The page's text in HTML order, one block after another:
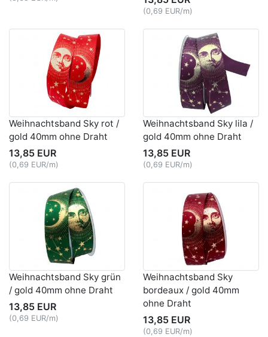
(0,69 EUR/m)
Weihnachtsband Sky rot /
gold 40mm ohne Draht
13,85 EUR
(0,69 EUR/m)
Weihnachtsband Sky lila /
gold 40mm ohne Draht
13,85 EUR
(0,69 EUR/m)
Weihnachtsband Sky grün
/ gold 40mm ohne Draht
13,85 EUR
(0,69 EUR/m)
Weihnachtsband Sky
bordeaux / gold 40mm
ohne Draht
13,85 EUR
(0,69 EUR/m)